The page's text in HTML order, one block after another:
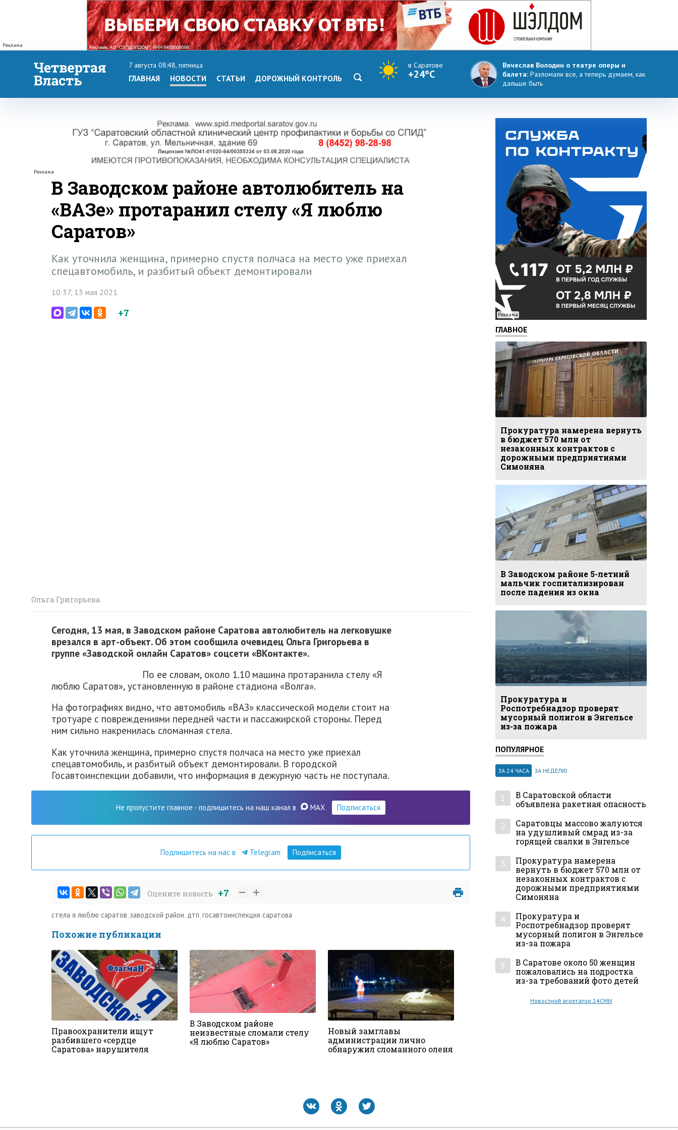
Реклама
7 августа 08:48, пятница
ГЛАВНАЯ НОВОСТИ СТАТЬИ ДОРОЖНЫЙ КОНТРОЛЬ
в Саратове
+24°C
Вячеслав Володин о театре оперы и
балета: Разломали все, а теперь думаем, как
дальше быть
Реклама
В Заводском районе автолюбитель на
«ВАЗе» протаранил стелу «Я люблю
Саратов»
Как уточнила женщина, примерно спустя полчаса на место уже приехал
спецавтомобиль, и разбитый объект демонтировали
10:37, 13 мая 2021
+7
Ольга Григорьева
Сегодня, 13 мая, в Заводском районе Саратова автолюбитель на легковушке
врезался в арт-объект. Об этом сообщила очевидец Ольга Григорьева в
группе «Заводской онлайн Саратов» соцсети «ВКонтакте».
По ее словам, около 1.10 машина протаранила стелу «Я
люблю Саратов», установленную в районе стадиона «Волга».
На фотографиях видно, что автомобиль «ВАЗ» классической модели стоит на
тротуаре с повреждениями передней части и пассажирской стороны. Перед
ним сильно накренилась сломанная стела.
Как уточнила женщина, примерно спустя полчаса на место уже приехал
спецавтомобиль, и разбитый объект демонтировали. В городской
Госавтоинспекции добавили, что информация в дежурную часть не поступала.
Не пропустите главное - подпишитесь на наш канал в MAX Подписаться
Подпишитесь на нас в Telegram Подписаться
Оцените новость +7
стела я люблю саратов заводской район дтп госавтоинспекция саратова
Похожие публикации
Правоохранители ищут
разбившего «сердце
Саратова» нарушителя
В Заводском районе
неизвестные сломали стелу
«Я люблю Саратов»
Новый замглавы
администрации лично
обнаружил сломанного оленя
Реклама
ГЛАВНОЕ
Прокуратура намерена вернуть
в бюджет 570 млн от
незаконных контрактов с
дорожными предприятиями
Симоняна
В Заводском районе 5-летний
мальчик госпитализирован
после падения из окна
Прокуратура и
Роспотребнадзор проверят
мусорный полигон в Энгельсе
из-за пожара
ПОПУЛЯРНОЕ
ЗА 24 ЧАСА ЗА НЕДЕЛЮ
1
В Саратовской области
объявлена ракетная опасность
2
Саратовцы массово жалуются
на удушливый смрад из-за
горящей свалки в Энгельсе
3
Прокуратура намерена
вернуть в бюджет 570 млн от
незаконных контрактов с
дорожными предприятиями
Симоняна
4
Прокуратура и
Роспотребнадзор проверят
мусорный полигон в Энгельсе
из-за пожара
5
В Саратове около 50 женщин
пожаловались на подростка
из-за требований фото детей
Новостной агрегатор 24СМИ